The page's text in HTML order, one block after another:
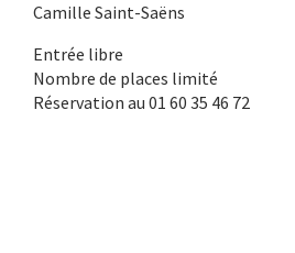
Camille Saint-Saëns
Entrée libre
Nombre de places limité
Réservation au 01 60 35 46 72